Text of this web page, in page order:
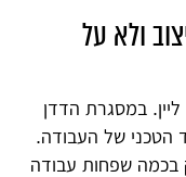
ולא על
במסגרת הדדן
הטכני של העבודה.
בכמה שפחות עבודה